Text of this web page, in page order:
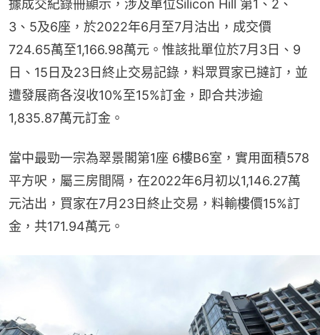
據成交紀錄冊顯示，涉及單位Silicon Hill 第1、2、
3、5及6座，於2022年6月至7月沽出，成交價
724.65萬至1,166.98萬元。惟該批單位於7月3日、9
日、15日及23日終止交易記錄，料眾買家已撻訂，並
遭發展商各沒收10%至15%訂金，即合共涉逾
1,835.87萬元訂金。
當中最勁一宗為翠景閣第1座 6樓B6室，實用面積578
平方呎，屬三房間隔，在2022年6月初以1,146.27萬
元沽出，買家在7月23日終止交易，料輸樓價15%訂
金，共171.94萬元。